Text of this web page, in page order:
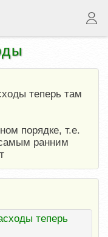
теперь там
порядке, т.е.
ранним
теперь